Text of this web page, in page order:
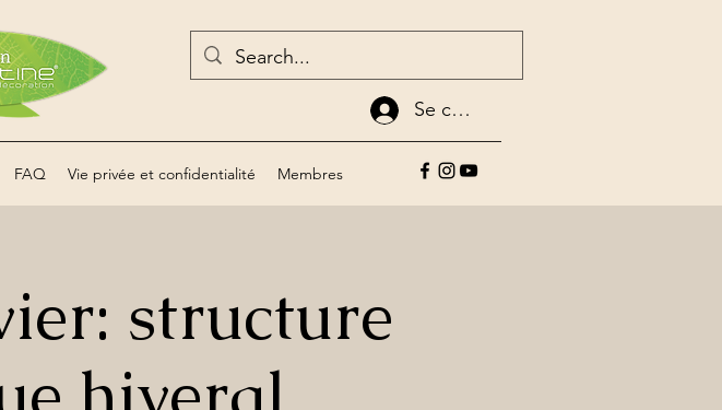
Se connecter
FAQ Vie privée et confidentialité Membres
structure